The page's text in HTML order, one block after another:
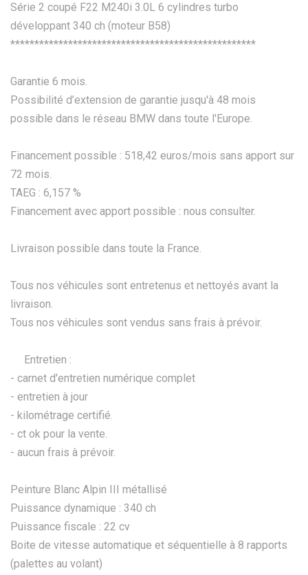
Série 2 coupé F22 M240i 3.0L 6 cylindres turbo
développant 340 ch (moteur B58)
***************************************************
Garantie 6 mois.
Possibilité d’extension de garantie jusqu'à 48 mois
possible dans le réseau BMW dans toute l'Europe.
Financement possible : 518,42 euros/mois sans apport sur
72 mois.
TAEG : 6,157 %
Financement avec apport possible : nous consulter.
Livraison possible dans toute la France.
Tous nos véhicules sont entretenus et nettoyés avant la
livraison.
Tous nos véhicules sont vendus sans frais à prévoir.
Entretien :
- carnet d'entretien numérique complet
- entretien à jour
- kilométrage certifié.
- ct ok pour la vente.
- aucun frais à prévoir.
Peinture Blanc Alpin III métallisé
Puissance dynamique : 340 ch
Puissance fiscale : 22 cv
Boite de vitesse automatique et séquentielle à 8 rapports
(palettes au volant)